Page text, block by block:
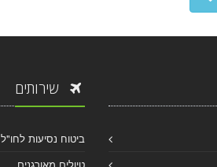
שירותים
ביטוח נסיעות לחו"ל